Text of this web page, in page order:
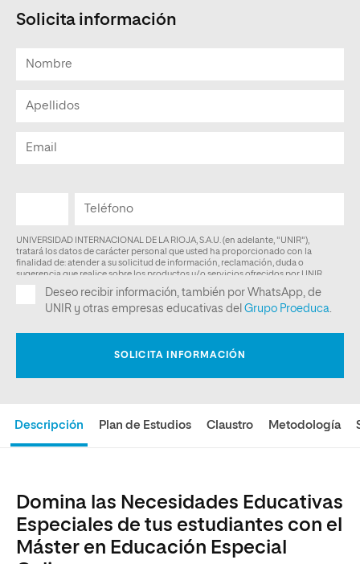
Descripción Plan de Estudios Claustro Metodología
Domina las Necesidades Educativas
Especiales de tus estudiantes con el
Máster en Educación Especial
Solicita información